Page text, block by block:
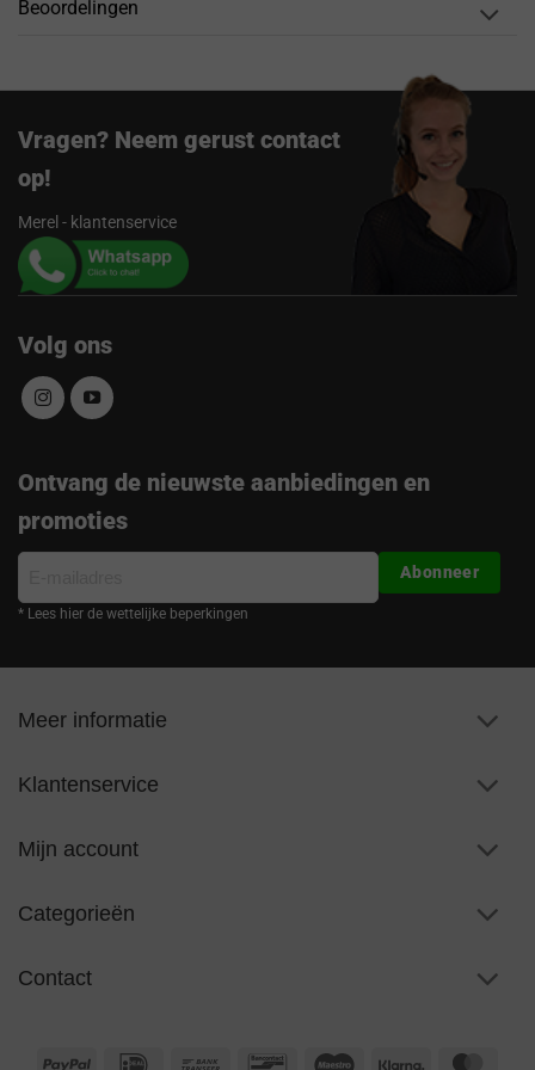
Beoordelingen
Vragen? Neem gerust contact
op!
Merel - klantenservice
Volg ons
Ontvang de nieuwste aanbiedingen en
promoties
mailadres
* Lees hier de wettelijke beperkingen
Abonneer
Meer informatie
Klantenservice
Mijn account
Categorieën
Contact
PayPal IDeal Bank BancontactMaestro Klarna